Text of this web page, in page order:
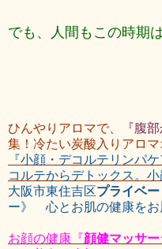
でも、人間もこの時期
ひんやりアロマで、 『腹
集！冷たい炭酸入りアロマ
『小顔・デコルテリンパケ
コルテからデトックス。
大阪市東住吉区プライベ
ー》 心とお肌の健康を
お顔の健康『顔健マッサ